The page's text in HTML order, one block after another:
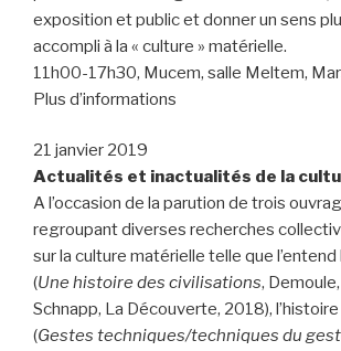
exposition et public et donner un sens
accompli à la « culture » matérielle.
11h00-17h30, Mucem, salle Meltem,
Plus d’informations
21 janvier 2019
Actualités et inactualités de la
A l’occasion de la parution de trois
regroupant diverses recherches
sur la culture matérielle telle que l’entend
(Une histoire des civilisations,
Schnapp, La Découverte, 2018),
(Gestes techniques/techniques du